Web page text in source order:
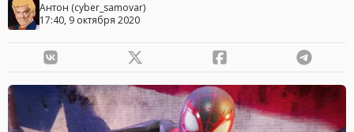
Антон (cyber_samovar)
17:40, 9 октября 2020